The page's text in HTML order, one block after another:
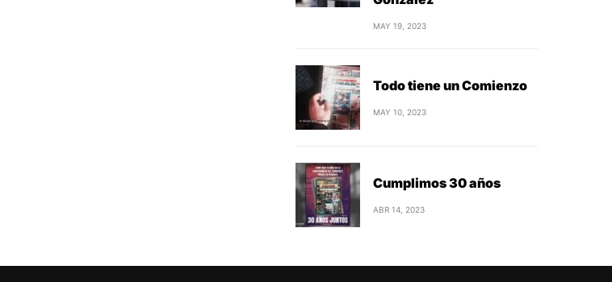
MAY 19, 2023
Todo tiene un Comienzo
MAY 10, 2023
Cumplimos 30 años
ABR 14, 2023